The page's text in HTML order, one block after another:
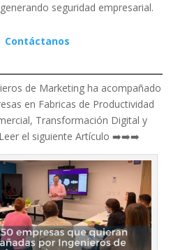
seguridad empresarial.
Contáctanos
de Marketing ha acompañado
en Fabricas de Productividad
Transformación Digital y
el siguiente Artículo ➡️➡️➡️